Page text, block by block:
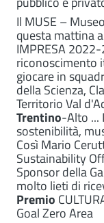
Il MUSE –
questa mattina
IMPRESA
riconoscimento
giocare in
della Scienza,
Territorio Val
Trentino-Alto ...
sostenibilità,
Così Mario
Sustainability
Sponsor della
molto lieti di
Premio
Goal Zero Area